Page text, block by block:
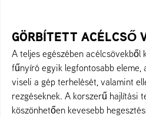
GÖRBÍTETT ACÉLCSŐ
A teljes egészében acélcsövekből
fűnyíró egyik legfontosabb eleme,
viseli a gép terhelését, valamint
rezgéseknek. A korszerű hajlítási
köszönhetően kevesebb